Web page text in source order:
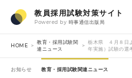
教員採用試験対策サイト
Powered by 時事通信出版局
HOME
教育・採用試験関
連ニュース
栃木県 ４月８日
年実施）試験の選
お知らせ 教育・採用試験関連ニュース